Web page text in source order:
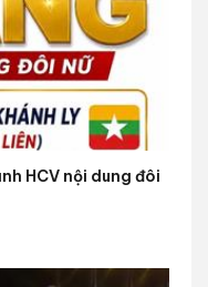
HCV nội dung đôi